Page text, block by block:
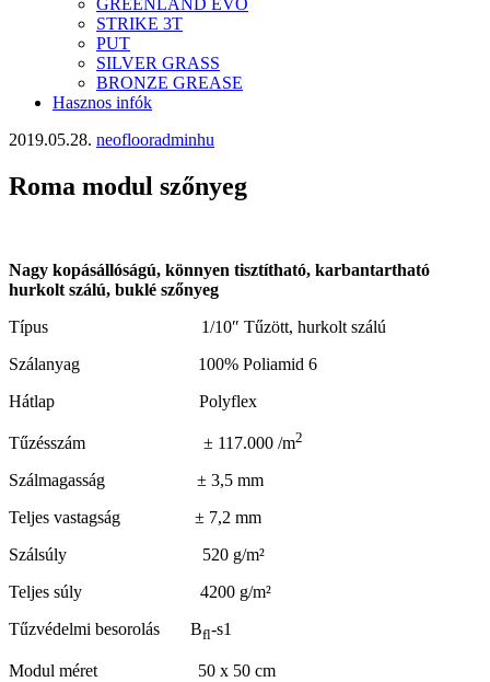
GREENLAND EVO
STRIKE 3T
PUT
SILVER GRASS
BRONZE GREASE
Hasznos infók
2019.05.28. neoflooradminhu
Roma modul szőnyeg
Nagy kopásállóságú, könnyen tisztítható, karbantartható
hurkolt szálú, buklé szőnyeg
Típus 1/10″ Tűzött, hurkolt szálú
Szálanyag 100% Poliamid 6
Hátlap Polyflex
Tűzésszám ± 117.000 /m2
Szálmagasság ± 3,5 mm
Teljes vastagság ± 7,2 mm
Szálsúly 520 g/m²
Teljes súly 4200 g/m²
Tűzvédelmi besorolás Bfl-s1
Modul méret 50 x 50 cm